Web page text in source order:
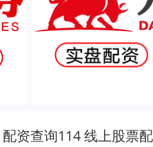
配资查询114 线上股票